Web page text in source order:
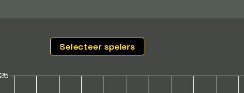
Selecteer spelers